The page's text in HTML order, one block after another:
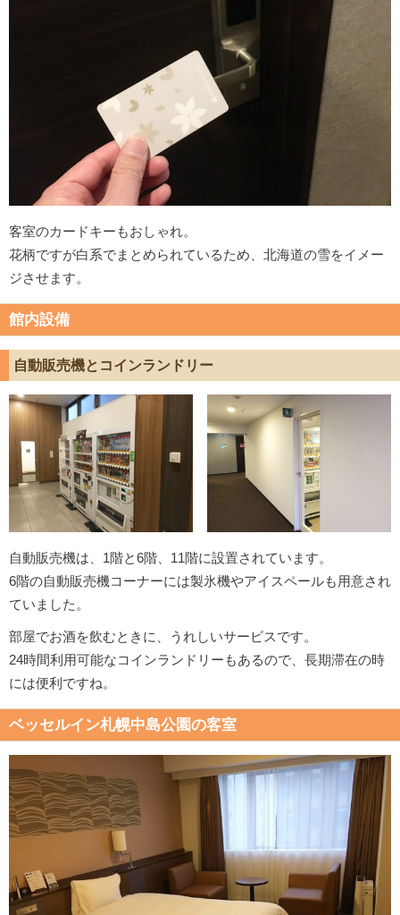
客室のカードキーもおしゃれ。
花柄ですが白系でまとめられているため、北海道の雪をイメー
ジさせます。
館内設備
自動販売機とコインランドリー
自動販売機は、1階と6階、11階に設置されています。
6階の自動販売機コーナーには製氷機やアイスペールも用意され
ていました。
部屋でお酒を飲むときに、うれしいサービスです。
24時間利用可能なコインランドリーもあるので、長期滞在の時
には便利ですね。
ベッセルイン札幌中島公園の客室